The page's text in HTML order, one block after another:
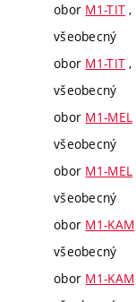
obor M1-TIT ,
všeobecný
obor M1-TIT ,
všeobecný
obor M1-MEL
všeobecný
obor M1-MEL
všeobecný
obor M1-KAM
všeobecný
obor M1-KAM